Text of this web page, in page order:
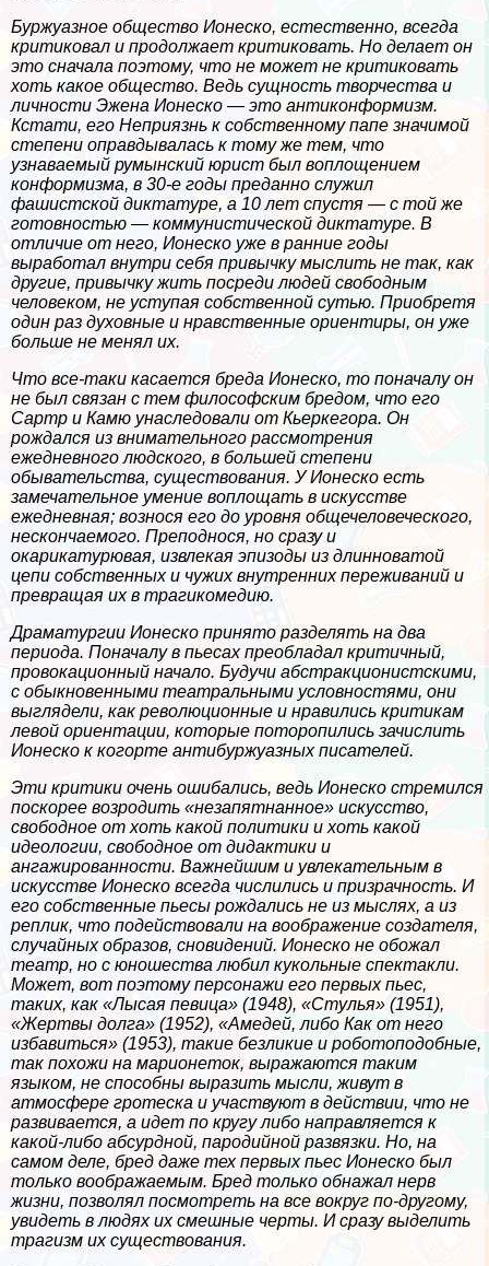
Буржуазное общество Ионеско, естественно, всегда
критиковал и продолжает критиковать. Но делает он
это сначала поэтому, что не может не критиковать
хоть какое общество. Ведь сущность творчества и
личности Эжена Ионеско — это антиконформизм.
Кстати, его Неприязнь к собственному папе значимой
степени оправдывалась к тому же тем, что
узнаваемый румынский юрист был воплощением
конформизма, в 30-е годы преданно служил
фашистской диктатуре, а 10 лет спустя — с той же
готовностью — коммунистической диктатуре. В
отличие от него, Ионеско уже в ранние годы
выработал внутри себя привычку мыслить не так, как
другие, привычку жить посреди людей свободным
человеком, не уступая собственной сутью. Приобретя
один раз духовные и нравственные ориентиры, он уже
больше не менял их.
Что все-таки касается бреда Ионеско, то поначалу он
не был связан с тем философским бредом, что его
Сартр и Камю унаследовали от Кьеркегора. Он
рождался из внимательного рассмотрения
ежедневного людского, в большей степени
обывательства, существования. У Ионеско есть
замечательное умение воплощать в искусстве
ежедневная; вознося его до уровня общечеловеческого,
нескончаемого. Преподнося, но сразу и
окарикатурювая, извлекая эпизоды из длинноватой
цепи собственных и чужих внутренних переживаний и
превращая их в трагикомедию.
Драматургии Ионеско принято разделять на два
периода. Поначалу в пьесах преобладал критичный,
провокационный начало. Будучи абстpaкционистскими,
с обыкновенными театральными условностями, они
выглядели, как революционные и нравились критикам
левой ориентации, которые поторопились зачислить
Ионеско к когорте антибуржуазных писателей.
Эти критики очень ошибались, ведь Ионеско стремился
поскорее возродить «незапятнанное» искусство,
свободное от хоть какой политики и хоть какой
идеологии, свободное от дидактики и
ангажированности. Важнейшим и увлекательным в
искусстве Ионеско всегда числились и призрачность. И
его собственные пьесы рождались не из мыслях, а из
реплик, что подействовали на воображение создателя,
случайных образов, сновидений. Ионеско не обожал
театр, но с юношества любил кукольные спектакли.
Может, вот поэтому персонажи его первых пьес,
таких, как «Лысая певица» (1948), «Стулья» (1951),
«Жертвы долга» (1952), «Амедей, либо Как от него
избавиться» (1953), такие безликие и роботоподобные,
так похожи на марионеток, выражаются таким
языком, не способны выразить мысли, живут в
атмосфере гротеска и участвуют в действии, что не
развивается, а идет по кругу либо направляется к
какой-либо абсурдной, пародийной развязки. Но, на
самом деле, бред даже тех первых пьес Ионеско был
только воображаемым. Бред только обнажал нерв
жизни, позволял посмотреть на все вокруг по-другому,
увидеть в людях их смешные черты. И сразу выделить
трагизм их существования.